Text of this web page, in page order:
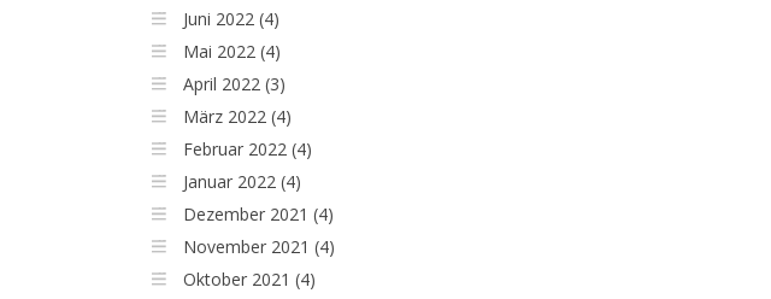
Juni 2022 (4)
Mai 2022 (4)
April 2022 (3)
März 2022 (4)
Februar 2022 (4)
Januar 2022 (4)
Dezember 2021 (4)
November 2021 (4)
Oktober 2021 (4)